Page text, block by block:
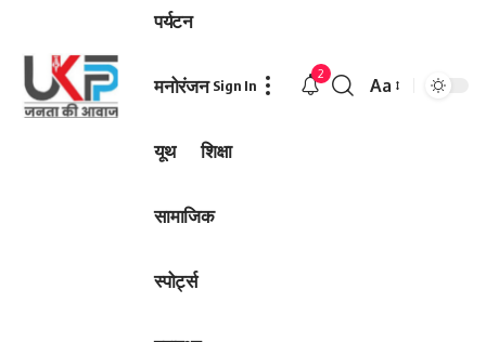
पर्यटन
मनोरंजन
यूथ शिक्षा
सामाजिक
स्पोर्ट्स
Sign In
2
Font
Aa